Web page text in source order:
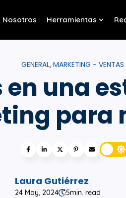
for Servicios
Nosotros Herramientas
Show
GENERAL, MARKETING - VENTAS
en una
para
Laura Gutiérrez
24 May, 2024 5min. read